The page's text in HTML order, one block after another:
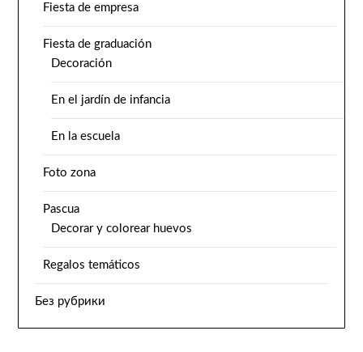
Fiesta de empresa
Fiesta de graduación
Decoración
En el jardín de infancia
En la escuela
Foto zona
Pascua
Decorar y colorear huevos
Regalos temáticos
Без рубрики